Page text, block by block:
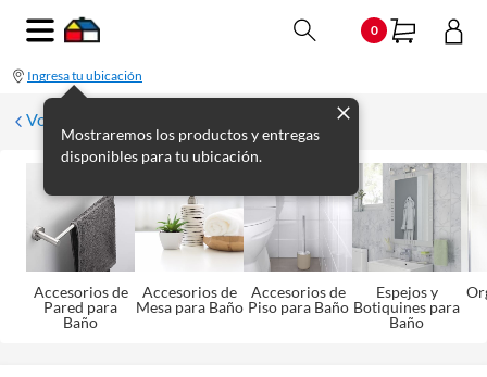
0
Ingresa tu ubicación
Mostraremos los productos y entregas
disponibles para tu ubicación.
Volver a Baño
Accesorios de
Pared para
Baño
Accesorios de
Mesa para Baño
Accesorios de
Piso para Baño
Espejos y
Botiquines para
Baño